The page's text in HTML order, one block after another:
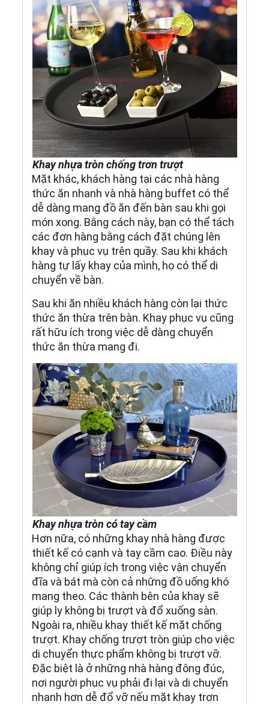
Khay nhựa tròn chống trơn trượt
Mặt khác, khách hàng tại các nhà hàng
thức ăn nhanh và nhà hàng buffet có thể
dễ dàng mang đồ ăn đến bàn sau khi gọi
món xong. Bằng cách này, bạn có thể tách
các đơn hàng bằng cách đặt chúng lên
khay và phục vụ trên quầy. Sau khi khách
hàng tự lấy khay của mình, họ có thể di
chuyển về bàn.
Sau khi ăn nhiều khách hàng còn lại thức
thức ăn thừa trên bàn. Khay phục vụ cũng
rất hữu ích trong việc dễ dàng chuyển
thức ăn thừa mang đi.
Khay nhựa tròn có tay cầm
Hơn nữa, có những khay nhà hàng được
thiết kế có cạnh và tay cầm cao. Điều này
không chỉ giúp ích trong việc vận chuyển
đĩa và bát mà còn cả những đồ uống khó
mang theo. Các thành bên của khay sẽ
giúp ly không bị trượt và đổ xuống sàn.
Ngoài ra, nhiều khay thiết kế mặt chống
trượt. Khay chống trượt tròn giúp cho việc
di chuyển thực phẩm không bị trượt vỡ.
Đặc biệt là ở những nhà hàng đông đúc,
nơi người phục vụ phải đi lại và di chuyển
nhanh hơn dễ đổ vỡ nếu mặt khay trơn